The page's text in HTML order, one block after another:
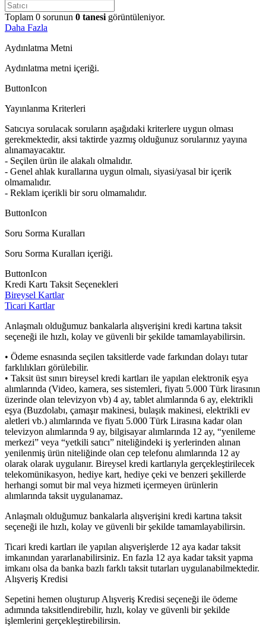
Toplam 0 sorunun 0 tanesi görüntüleniyor.
Daha Fazla
Aydınlatma Metni
Aydınlatma metni içeriği.
ButtonIcon
Yayınlanma Kriterleri
Satıcıya sorulacak soruların aşağıdaki kriterlere uygun olması
gerekmektedir, aksi taktirde yazmış olduğunuz sorularınız yayına
alınamayacaktır.
- Seçilen ürün ile alakalı olmalıdır.
- Genel ahlak kurallarına uygun olmalı, siyasi/yasal bir içerik
olmamalıdır.
- Reklam içerikli bir soru olmamalıdır.
ButtonIcon
Soru Sorma Kuralları
Soru Sorma Kuralları içeriği.
ButtonIcon
Kredi Kartı Taksit Seçenekleri
Bireysel Kartlar
Ticari Kartlar
Anlaşmalı olduğumuz bankalarla alışverişini kredi kartına taksit
seçeneği ile hızlı, kolay ve güvenli bir şekilde tamamlayabilirsin.
• Ödeme esnasında seçilen taksitlerde vade farkından dolayı tutar
farklılıkları görülebilir.
• Taksit üst sınırı bireysel kredi kartları ile yapılan elektronik eşya
alımlarında (Video, kamera, ses sistemleri, fiyatı 5.000 Türk lirasının
üzerinde olan televizyon vb) 4 ay, tablet alımlarında 6 ay, elektrikli
eşya (Buzdolabı, çamaşır makinesi, bulaşık makinesi, elektrikli ev
aletleri vb.) alımlarında ve fiyatı 5.000 Türk Lirasına kadar olan
televizyon alımlarında 9 ay, bilgisayar alımlarında 12 ay, “yenileme
merkezi” veya “yetkili satıcı” niteliğindeki iş yerlerinden alınan
yenilenmiş ürün niteliğinde olan cep telefonu alımlarında 12 ay
olarak olarak uygulanır. Bireysel kredi kartlarıyla gerçekleştirilecek
telekomünikasyon, hediye kart, hediye çeki ve benzeri şekillerde
herhangi somut bir mal veya hizmeti içermeyen ürünlerin
alımlarında taksit uygulanamaz.
Anlaşmalı olduğumuz bankalarla alışverişini kredi kartına taksit
seçeneği ile hızlı, kolay ve güvenli bir şekilde tamamlayabilirsin.
Ticari kredi kartları ile yapılan alışverişlerde 12 aya kadar taksit
imkanından yararlanabilirsiniz. En fazla 12 aya kadar taksit yapma
imkanı olsa da banka bazlı farklı taksit tutarları uygulanabilmektedir.
Alışveriş Kredisi
Sepetini hemen oluşturup Alışveriş Kredisi seçeneği ile ödeme
adımında taksitlendirebilir, hızlı, kolay ve güvenli bir şekilde
işlemlerini gerçekleştirebilirsin.